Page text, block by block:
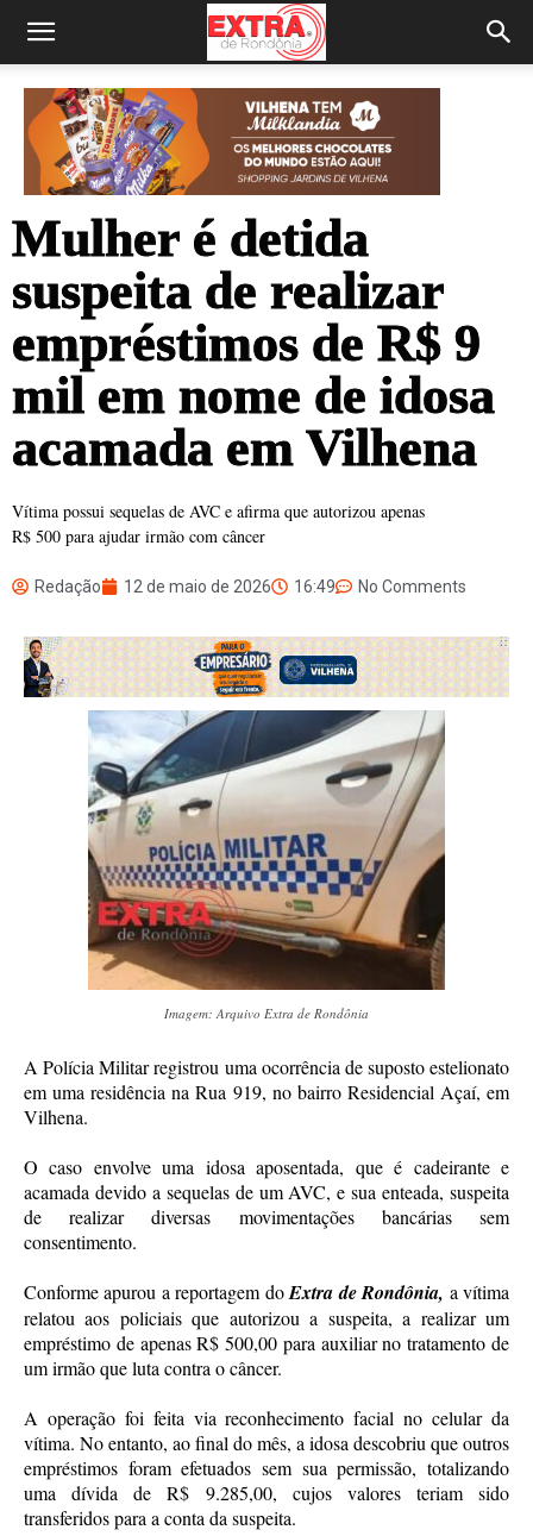
Mulher é detida
suspeita de realizar
empréstimos de R$ 9
mil em nome de idosa
acamada em Vilhena
Vítima possui sequelas de AVC e afirma que autorizou apenas
R$ 500 para ajudar irmão com câncer
Redação 12 de maio de 2026 16:49 No Comments
Imagem: Arquivo Extra de Rondônia
A Polícia Militar registrou uma ocorrência de suposto estelionato
em uma residência na Rua 919, no bairro Residencial Açaí, em
Vilhena.
O caso envolve uma idosa aposentada, que é cadeirante e
acamada devido a sequelas de um AVC, e sua enteada, suspeita
de realizar diversas movimentações bancárias sem
consentimento.
Conforme apurou a reportagem doExtra de Rondônia, a vítima
relatou aos policiais que autorizou a suspeita, a realizar um
empréstimo de apenas R$ 500,00 para auxiliar no tratamento de
um irmão que luta contra o câncer.
A operação foi feita via reconhecimento facial no celular da
vítima. No entanto, ao final do mês, a idosa descobriu que outros
empréstimos foram efetuados sem sua permissão, totalizando
uma dívida de R$ 9.285,00, cujos valores teriam sido
transferidos para a conta da suspeita.